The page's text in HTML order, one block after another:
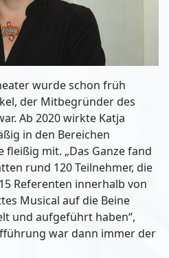
wurde schon früh
der Mitbegründer des
Ab 2020 wirkte Katja
in den Bereichen
mit. „Das Ganze fand
rund 120 Teilnehmer, die
Referenten innerhalb von
Musical auf die Beine
und aufgeführt haben“,
war dann immer der